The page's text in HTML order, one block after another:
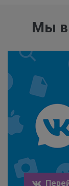
Мы в